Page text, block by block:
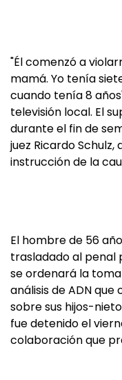
"Él comenzó a
mamá. Yo tenía
cuando tenía 8
televisión local. El
durante el fin de
juez Ricardo
instrucción de la
El hombre de 56
trasladado al penal
se ordenará la
análisis de ADN
sobre sus hijos-
fue detenido el
colaboración que